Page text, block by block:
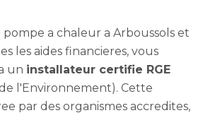
a chaleur a Arboussols et
les aides financieres, vous
un installateur certifie RGE
l'Environnement). Cette
par des organismes accredites,